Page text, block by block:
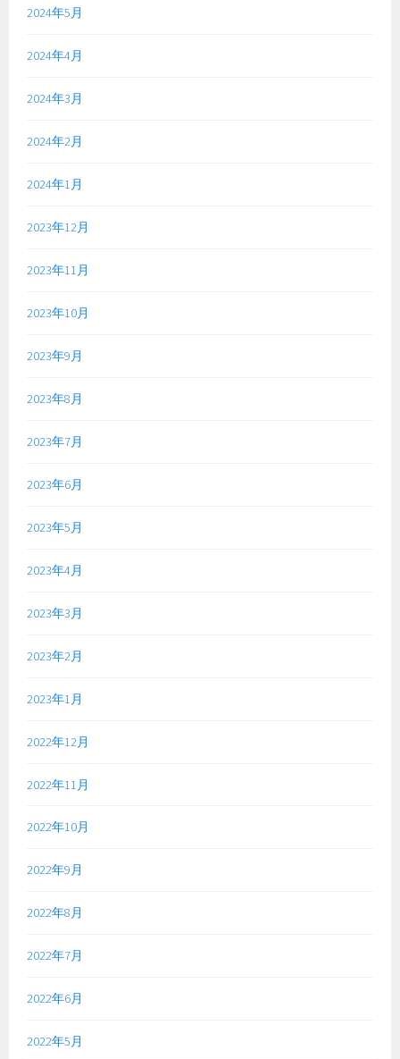
2024年5月
2024年4月
2024年3月
2024年2月
2024年1月
2023年12月
2023年11月
2023年10月
2023年9月
2023年8月
2023年7月
2023年6月
2023年5月
2023年4月
2023年3月
2023年2月
2023年1月
2022年12月
2022年11月
2022年10月
2022年9月
2022年8月
2022年7月
2022年6月
2022年5月